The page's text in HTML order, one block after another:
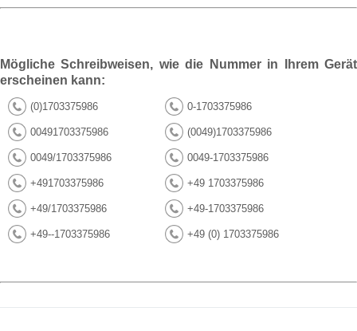
Mögliche Schreibweisen, wie die Nummer in Ihrem Gerät
erscheinen kann:
(0)1703375986 0-1703375986
00491703375986 (0049)1703375986
0049/1703375986 0049-1703375986
+491703375986 +49 1703375986
+49/1703375986 +49-1703375986
+49--1703375986 +49 (0) 1703375986